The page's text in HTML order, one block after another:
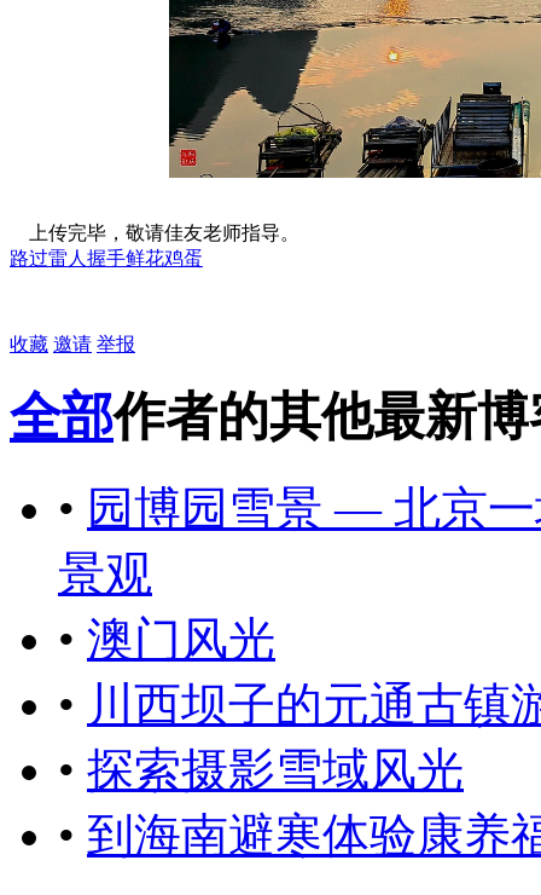
上传完毕，敬请佳友老师指导。
路过雷人 握手鲜花鸡蛋
收藏 邀请 举报
全部作者的其他最新博
• 园博园雪景 — 北京
景观
• 澳门风光
• 川西坝子的元通古镇
• 探索摄影雪域风光
• 到海南避寒体验康养